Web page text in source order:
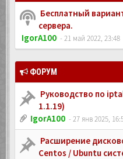
Бесплатный
сервера.
IgorA100 - 21 май 2022, 23:48
ФОРУМ
Руководство по
1.1.19)
IgorA100 - 27 янв 2025,
Расширение
Centos / Ubuntu